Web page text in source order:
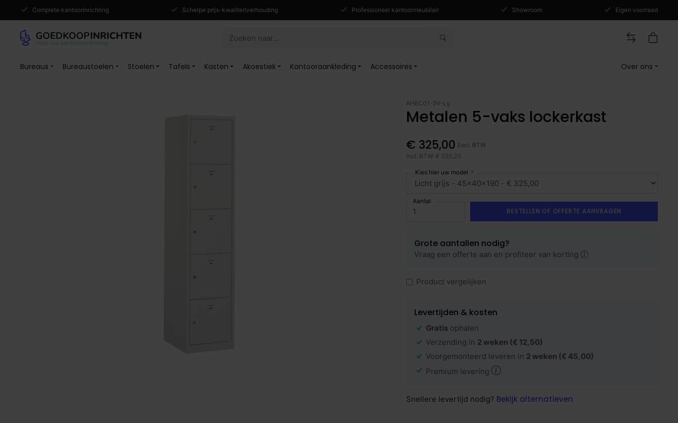
Complete kantoorinrichting Scherpe prijs-kwaliteitverhouding Professioneel kantoormeubilair Showroom Eigen voorraad
Bureaus Bureaustoelen Stoelen Tafels Kasten Akoestiek Kantooraankleding Accessoires Over ons
AHEC01-5V-Lg
Metalen 5-vaks lockerkast
€ 325,00 Excl. BTW
Incl. BTW: € 393,25
Kies hier uw model
Aantal
BESTELLEN OF OFFERTE AANVRAGEN
Grote aantallen nodig?
Vraag een offerte aan en profiteer van korting
Product vergelijken
Levertijden & kosten
Gratis ophalen
Verzending in 2 weken (€ 12,50)
Voorgemonteerd leveren in 2 weken (€ 45,00)
Premium levering
Snellere levertijd nodig? Bekijk alternatieven